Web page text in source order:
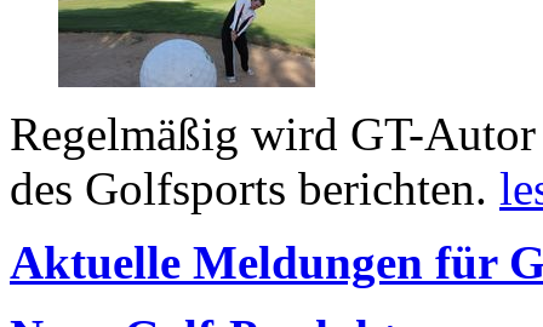
Regelmäßig wird GT-
des Golfsports berichten.
Aktuelle Meldungen für